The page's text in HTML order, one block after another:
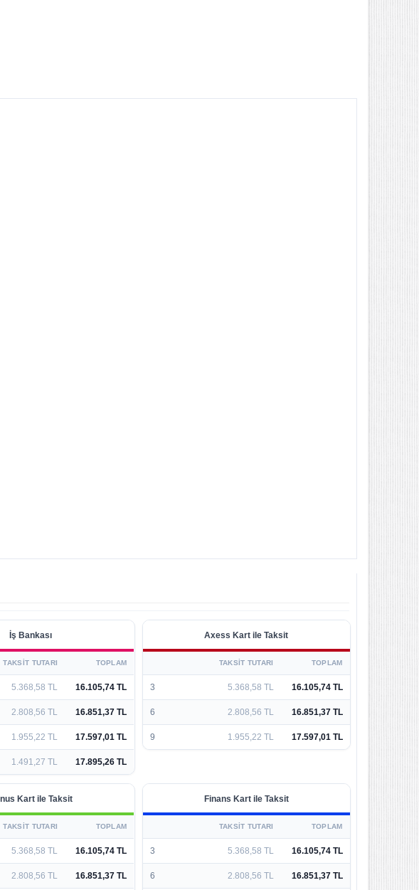
İş Bankası
TAKSIT TUTARI TOPLAM
5.368,58 TL 16.105,74 TL
2.808,56 TL 16.851,37 TL
1.955,22 TL 17.597,01 TL
1.491,27 TL 17.895,26 TL
Axess Kart ile Taksit
TAKSIT TUTARI TOPLAM
3 5.368,58 TL 16.105,74 TL
6 2.808,56 TL 16.851,37 TL
9 1.955,22 TL 17.597,01 TL
Kart ile Taksit
TAKSIT TUTARI TOPLAM
5.368,58 TL 16.105,74 TL
2.808,56 TL 16.851,37 TL
Finans Kart ile Taksit
TAKSIT TUTARI TOPLAM
3 5.368,58 TL 16.105,74 TL
6 2.808,56 TL 16.851,37 TL